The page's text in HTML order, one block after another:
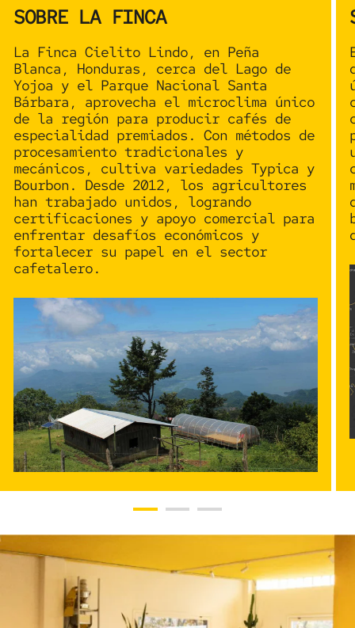
SOBRE LA FINCA
La Finca Cielito Lindo, en Peña
Blanca, Honduras, cerca del Lago de
Yojoa y el Parque Nacional Santa
Bárbara, aprovecha el microclima único
de la región para producir cafés de
especialidad premiados. Con métodos de
procesamiento tradicionales y
mecánicos, cultiva variedades Typica y
Bourbon . Desde 2012, los agricultores
han trabajado unidos, logrando
certificaciones y apoyo comercial para
enfrentar desafíos económicos y
fortalecer su papel en el sector
cafetalero.